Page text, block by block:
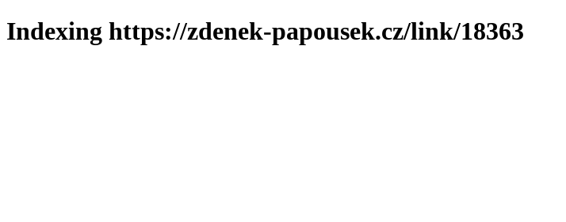
Indexing https://zdenek-papousek.cz/link/18363